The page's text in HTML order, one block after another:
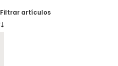
Filtrar artículos